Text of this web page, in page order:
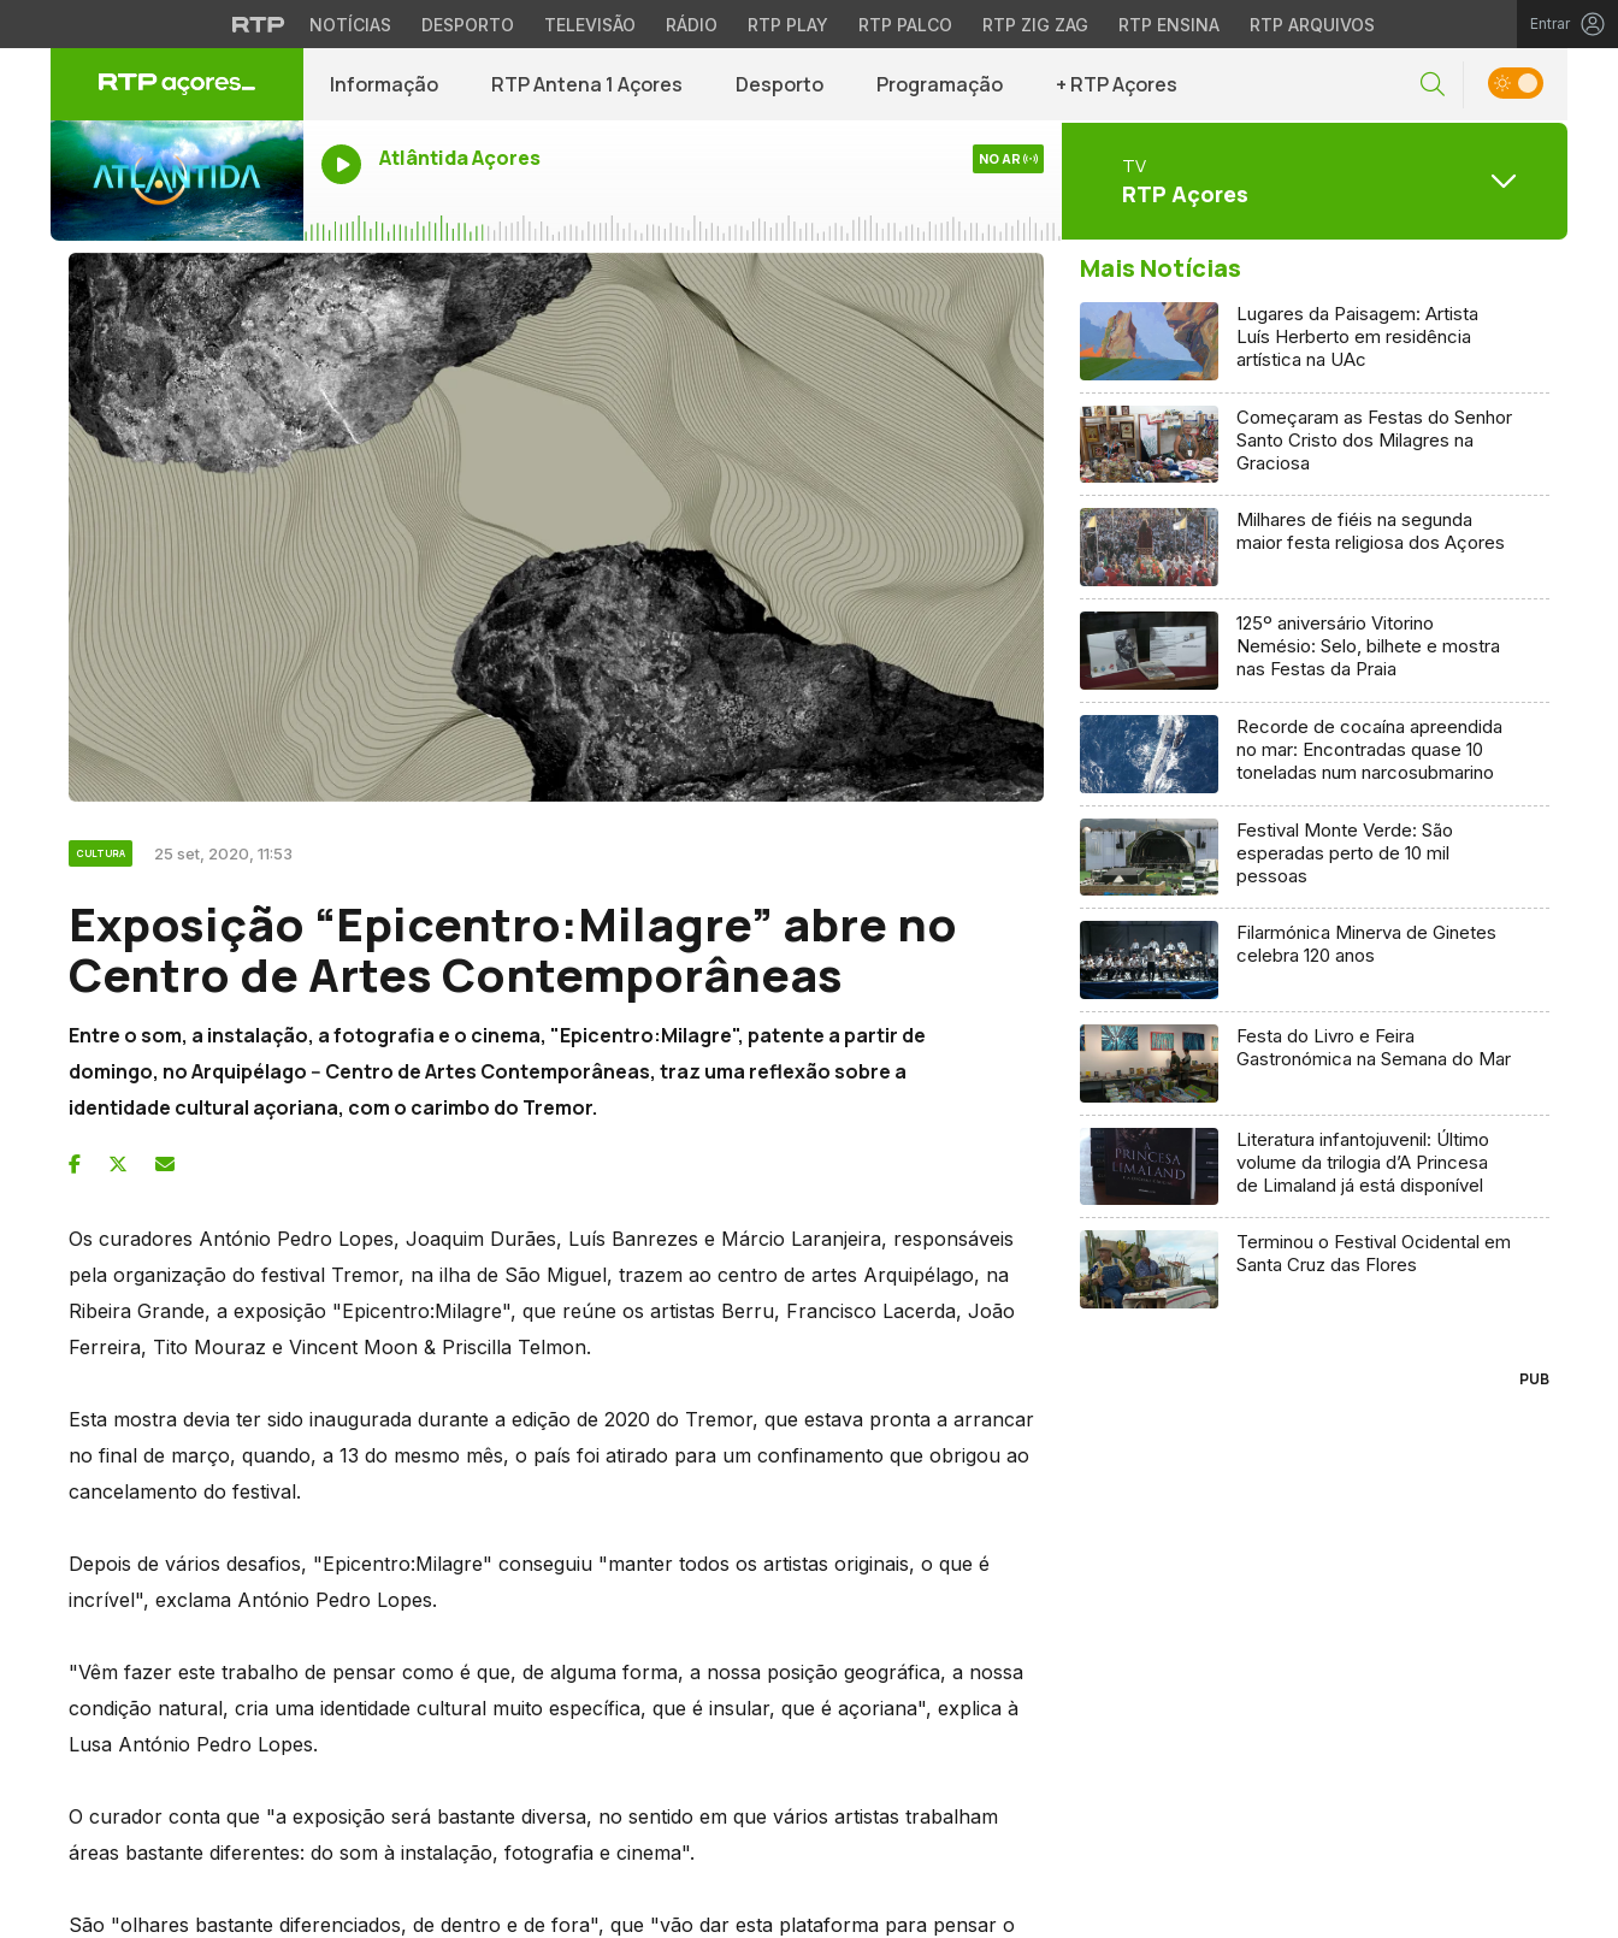
NOTÍCIAS DESPORTO TELEVISÃO RÁDIO RTP PLAY RTP PALCO RTP ZIG ZAG RTP ENSINA RTP ARQUIVOS Entrar
Informação RTP Antena 1 Açores Desporto Programação + RTP Açores
Atlântida Açores NO AR TV
RTP Açores
CULTURA 25 set, 2020, 11:53
Exposição “Epicentro:Milagre” abre no
Centro de Artes Contemporâneas
Entre o som, a instalação, a fotografia e o cinema, "Epicentro:Milagre", patente a partir de
domingo, no Arquipélago -- Centro de Artes Contemporâneas, traz uma reflexão sobre a
identidade cultural açoriana, com o carimbo do Tremor.
Os curadores António Pedro Lopes, Joaquim Durães, Luís Banrezes e Márcio Laranjeira, responsáveis
pela organização do festival Tremor, na ilha de São Miguel, trazem ao centro de artes Arquipélago, na
Ribeira Grande, a exposição "Epicentro:Milagre", que reúne os artistas Berru, Francisco Lacerda, João
Ferreira, Tito Mouraz e Vincent Moon & Priscilla Telmon.
Esta mostra devia ter sido inaugurada durante a edição de 2020 do Tremor, que estava pronta a arrancar
no final de março, quando, a 13 do mesmo mês, o país foi atirado para um confinamento que obrigou ao
cancelamento do festival.
Depois de vários desafios, "Epicentro:Milagre" conseguiu "manter todos os artistas originais, o que é
incrível", exclama António Pedro Lopes.
"Vêm fazer este trabalho de pensar como é que, de alguma forma, a nossa posição geográfica, a nossa
condição natural, cria uma identidade cultural muito específica, que é insular, que é açoriana", explica à
Lusa António Pedro Lopes.
O curador conta que "a exposição será bastante diversa, no sentido em que vários artistas trabalham
áreas bastante diferentes: do som à instalação, fotografia e cinema".
São "olhares bastante diferenciados, de dentro e de fora", que "vão dar esta plataforma para pensar o
Mais Notícias
Lugares da Paisagem: Artista
Luís Herberto em residência
artística na UAc
Começaram as Festas do Senhor
Santo Cristo dos Milagres na
Graciosa
Milhares de fiéis na segunda
maior festa religiosa dos Açores
125º aniversário Vitorino
Nemésio: Selo, bilhete e mostra
nas Festas da Praia
Recorde de cocaína apreendida
no mar: Encontradas quase 10
toneladas num narcosubmarino
Festival Monte Verde: São
esperadas perto de 10 mil
pessoas
Filarmónica Minerva de Ginetes
celebra 120 anos
Festa do Livro e Feira
Gastronómica na Semana do Mar
Literatura infantojuvenil: Último
volume da trilogia d’A Princesa
de Limaland já está disponível
Terminou o Festival Ocidental em
Santa Cruz das Flores
PUB